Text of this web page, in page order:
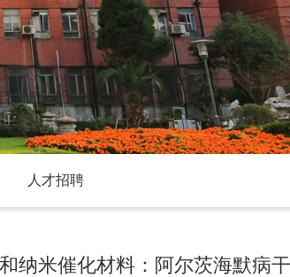
人才招聘
纳米催化材料：阿尔茨海默病